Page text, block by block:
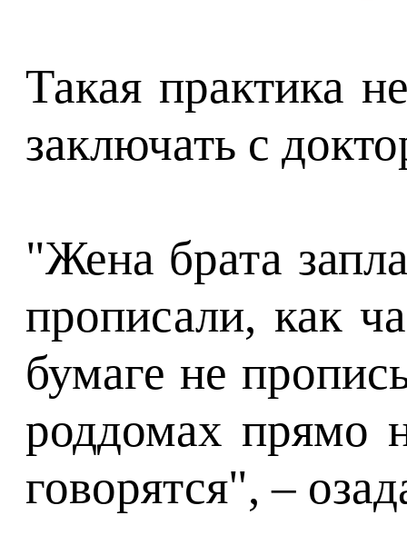
Такая практика
заключать с
"Жена брата
прописали, как
бумаге не
роддомах прямо
говорятся", –